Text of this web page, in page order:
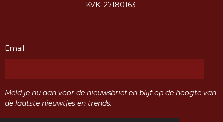
KVK: 27180163
Email
Meld je nu aan voor de nieuwsbrief en blijf op de hoogte van
de laatste nieuwtjes en trends.